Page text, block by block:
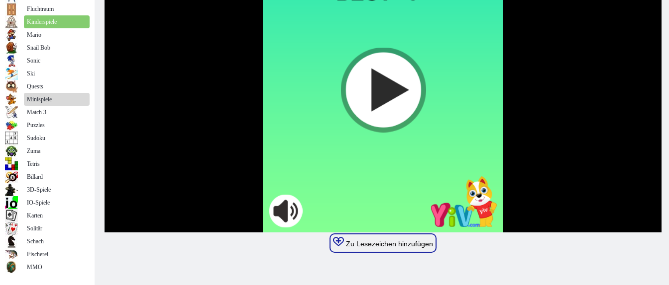
Zu Lesezeichen hinzufügen
Fluchtraum
Kinderspiele
Mario
Snail Bob
Sonic
Ski
Quests
Minispiele
Match 3
Puzzles
Sudoku
Zuma
Tetris
Billard
3D-Spiele
IO-Spiele
Karten
Solitär
Schach
Fischerei
MMO